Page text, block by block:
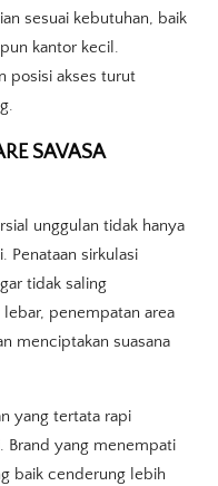
sesuai kebutuhan, baik
kantor kecil.
posisi akses turut
SAVASA
unggulan tidak hanya
Penataan sirkulasi
tidak saling
penempatan area
menciptakan suasana
yang tertata rapi
Brand yang menempati
baik cenderung lebih